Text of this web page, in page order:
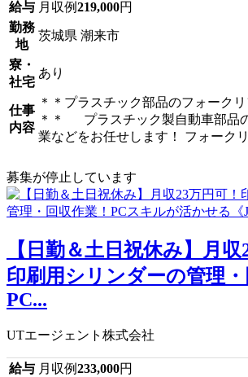
給与 月収例219,000円
勤務
地
茨城県 潮来市
寮・
社宅
あり
仕事
内容
＊＊プラスチック部品のフォーク
＊＊ プラスチック製自動車部品
業などをお任せします！ フォーク
募集が停止しています
【日勤＆土日祝休み】月収
印刷用シリンダーの管理・
PC...
UTエージェント株式会社
給与 月収例233,000円